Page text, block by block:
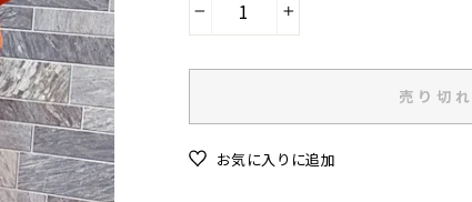
+
売り切れ
お気に入りに追加